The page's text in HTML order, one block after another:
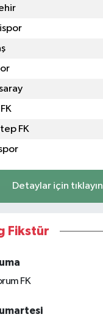
FK
Detaylar için tıklayın
Fikstür
FK